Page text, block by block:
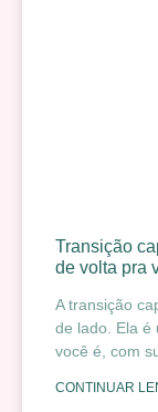
Transição
de volta pra
A transição
de lado. Ela é
você é, com
CONTINUAR